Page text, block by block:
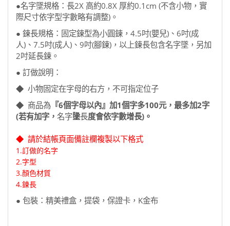
●名字墜規格：長2X 高約0.8X 厚約0.1cm (不含小物，實
際尺寸依字型字數略有調整)。
● 鍊長規格：固定鍊型為小圓鍊，4.5吋(嬰兒)、6吋(成
人)、7.5吋(成人)、9吋(腳鍊)，以上鍊長包含名字墜，另加
2吋延長鍊。
● 訂做說明：
◆ 小物固定在字母的右方，不可指定位子
◆ 商品為 『6個字母以內』加1個字多100元，最多加2字
(若有加字， 名字墬長度會依字數增長)。
◆ 請於結帳頁面備註欄複製以下格式
1.訂做的名字
2.字型
3.顏色材質
4.鍊長
● 包裝：精美禮盒，提袋，保證卡，K金布